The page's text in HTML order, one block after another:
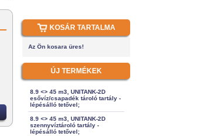
KOSÁR TARTALMA
Az Ön kosara üres!
ÚJ TERMÉKEK
8.9 <> 45 m3, UNITANK-2D
esővíz/csapadék tároló tartály -
lépésálló tetővel;
8.9 <> 45 m3, UNITANK-2D
szennyvíztároló tartály -
lépésálló tetővel;